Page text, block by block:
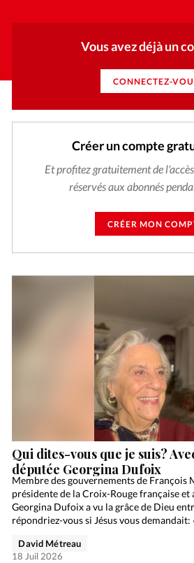
Eglises Foi
Publireportage
Tour du monde des
Vécu
Vie Intérieure
Vous avez déjà un
CONNECTEZ-
Créer un compte
Et profitez gratuitement de
réservés aux abonnés
CRÉER MON
Qui dites-vous que je suis?
députée Georgina Dufoix
Membre des gouvernements de François
présidente de la Croix-Rouge française et
Georgina Dufoix a vu la grâce de Dieu
répondriez-vous si Jésus vous
David Métreau
18 Juil 2026